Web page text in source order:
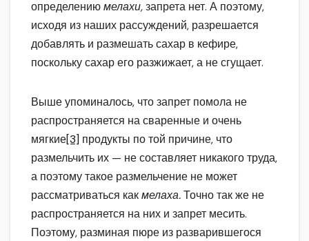
определениюмелахи,запрета нет. А поэтому,
исходя из наших рассуждений, разрешается
добавлять и размешать сахар в кефире,
поскольку сахар его разжижает, а не сгущает.
Выше упоминалось, что запрет помола не
распространяется на сваренные и очень
мягкие[3] продукты по той причине, что
размельчить их — не составляет никакого труда,
а поэтому такое размельчение не может
рассматриваться какмелаха.Точно так же не
распространяется на них и запрет месить.
Поэтому, разминая пюре из разварившегося